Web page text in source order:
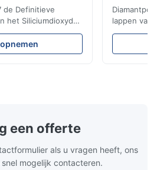
de Definitieve
het Siliciumdioxyde
van Oorsprong:
bespoten
bedekte
lappen van
schurende
een offerte
als u vragen heeft, ons
mogelijk contacteren.